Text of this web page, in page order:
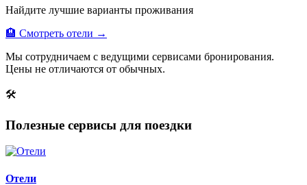
Найдите лучшие варианты проживания
🏨 Смотреть отели →
Мы сотрудничаем с ведущими сервисами бронирования.
Цены не отличаются от обычных.
🛠
Полезные сервисы для поездки
Отели